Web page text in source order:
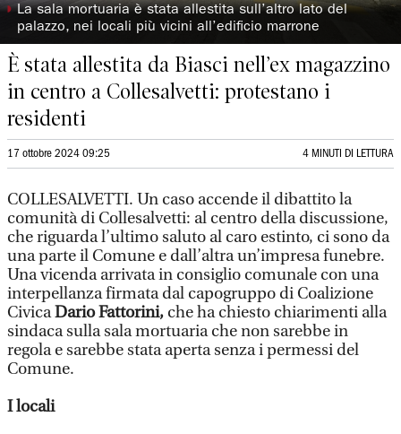
◗La sala mortuaria è stata allestita sull’altro lato del
palazzo, nei locali più vicini all’edificio marrone
È stata allestita da Biasci nell’ex magazzino
in centro a Collesalvetti: protestano i
residenti
17 ottobre 2024 09:25 4 MINUTI DI LETTURA
COLLESALVETTI. Un caso accende il dibattito la
comunità di Collesalvetti: al centro della discussione,
che riguarda l’ultimo saluto al caro estinto, ci sono da
una parte il Comune e dall’altra un’impresa funebre.
Una vicenda arrivata in consiglio comunale con una
interpellanza firmata dal capogruppo di Coalizione
CivicaDario Fattorini, che ha chiesto chiarimenti alla
sindaca sulla sala mortuaria che non sarebbe in
regola e sarebbe stata aperta senza i permessi del
Comune.
I locali